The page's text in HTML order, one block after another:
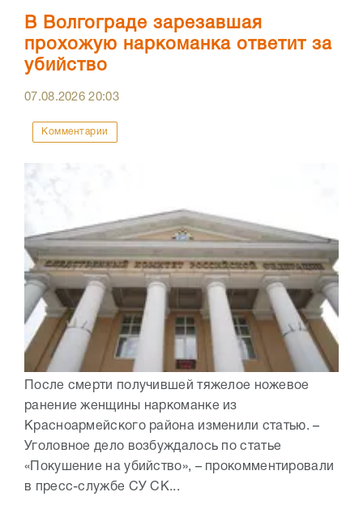
В Волгограде зарезавшая
прохожую наркоманка ответит за
убийство
07.08.202620:03
Комментарии
После смерти получившей тяжелое ножевое
ранение женщины наркоманке из
Красноармейского района изменили статью. –
Уголовное дело возбуждалось по статье
«Покушение на убийство», – прокомментировали
в пресс-службе СУ СК...